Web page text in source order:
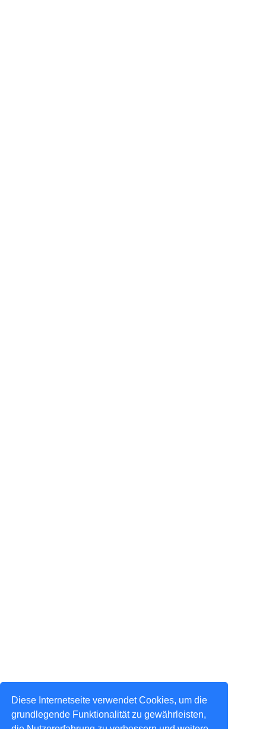
Diese Internetseite verwendet Cookies, um die
grundlegende Funktionalität zu gewährleisten,